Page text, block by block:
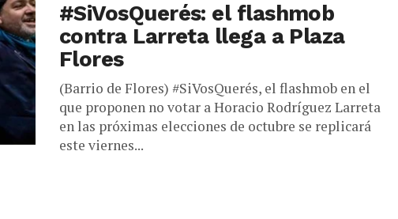
#SiVosQuerés: el flashmob
contra Larreta llega a Plaza
Flores
(Barrio de Flores) #SiVosQuerés, el flashmob en el
que proponen no votar a Horacio Rodríguez Larreta
en las próximas elecciones de octubre se replicará
este viernes...